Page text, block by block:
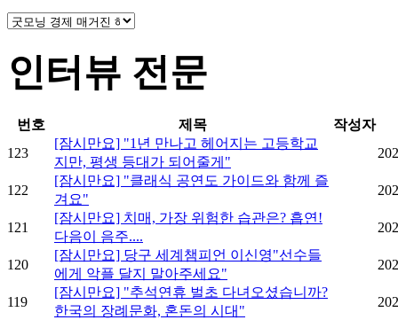
인터뷰 전문
번호 제목
작성자
123
[잠시만요] "1년 만나고 헤어지는 고등학교
지만, 평생 등대가 되어줄게"
122
[잠시만요] "클래식 공연도 가이드와 함께 즐
겨요"
121
[잠시만요] 치매, 가장 위험한 습관은? 흡연!
다음이 음주....
120
[잠시만요] 당구 세계챔피언 이신영"선수들
에게 악플 달지 말아주세요"
119
[잠시만요] "추석연휴 벌초 다녀오셨습니까?
한국의 장례문화, 혼돈의 시대"